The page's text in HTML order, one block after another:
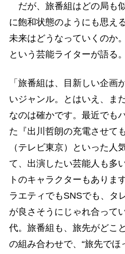
だが、旅番組はどの局も
に飽和状態のようにも思え
未来はどうなっていくのか
という芸能ライターが語る。
「旅番組は、目新しい企画
いジャンル。とはいえ、ま
なのは確かです。最近でも
た『出川哲朗の充電させて
（テレビ東京）といった人
て、出演したい芸能人も多
トのキャラクターもありま
ラエティでもSNSでも、タ
が良さそうにじゃれ合って
代。旅番組も、旅先がどこ
の組み合わせで、“旅先で